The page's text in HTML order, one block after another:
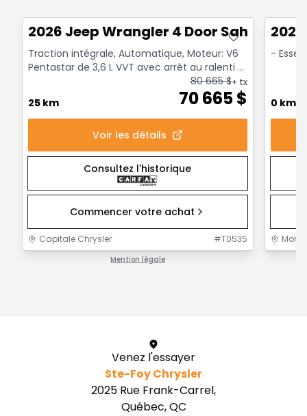
2026 Jeep Wrangler 4 Door Sahara
Traction intégrale, Automatique, Moteur: V6
Pentastar de 3,6 L VVT avec arrêt au ralenti -
25 km
70 665$
80 665$+ tx
Voir les détails
Consultez l'historique
Commencer votre achat
Capitale Chrysler #T0535
Mention légale
-
0 km
Venez l'essayer
Ste-Foy Chrysler
2025 Rue Frank-Carrel,
Québec, QC